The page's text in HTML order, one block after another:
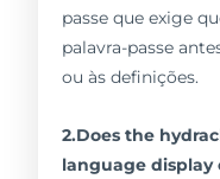
passe que exige
palavra-passe
ou às definições.
2.Does the
language display